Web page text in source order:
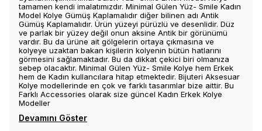
tamamen kendi imalatımızdır. Minimal Gülen Yüz- Smile Kadın
Model Kolye Gümüş Kaplamalıdır diğer bilinen adı Antik
Gümüş Kaplamalıdır. Ürün yüzeyi pürüzlü ve desenlidir. Düz
ve parlak bir yüzey değil onun aksine Antik bir görünümü
vardır. Bu da ürüne ait gölgelerin ortaya çıkmasına ve
kolyeye uzaktan bakan kişilerin kolyenin bütün hatlarını
görmesini sağlamaktadır. Bu da dikkat çekici biri olmanıza
sebep olacaktır. Minimal Gülen Yüz- Smile Kolye hem Erkek
hem de Kadın kullancılara hitap etmektedir. Bijuteri Aksesuar
Kolye modellerinde en çok ve farklı tasarımlar bize aittir. Bu
Farklı Accessories olarak size güncel Kadın Erkek Kolye
Modeller
Devamını Göster